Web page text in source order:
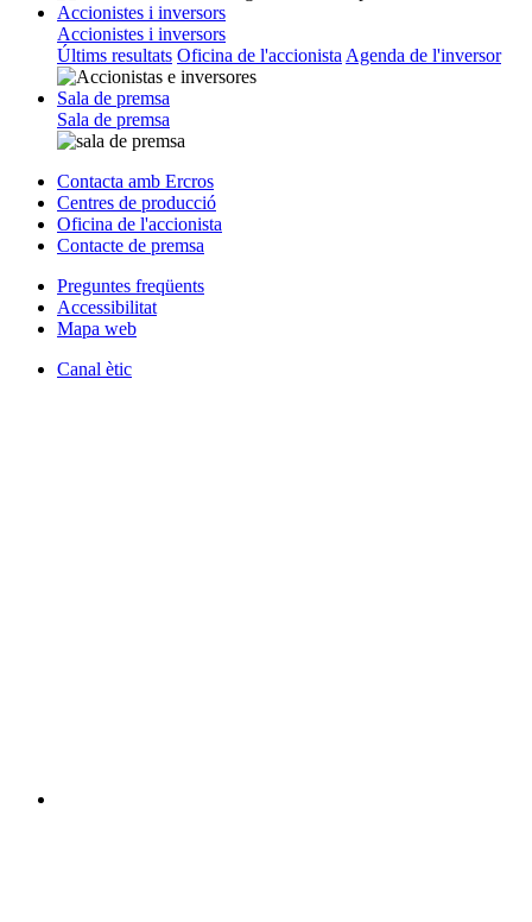
Accionistes i inversors
Accionistes i inversors
Últims resultats Oficina de l'accionista Agenda de l'inversor
Sala de premsa
Sala de premsa
Contacta amb Ercros
Centres de producció
Oficina de l'accionista
Contacte de premsa
Preguntes freqüents
Accessibilitat
Mapa web
Canal ètic